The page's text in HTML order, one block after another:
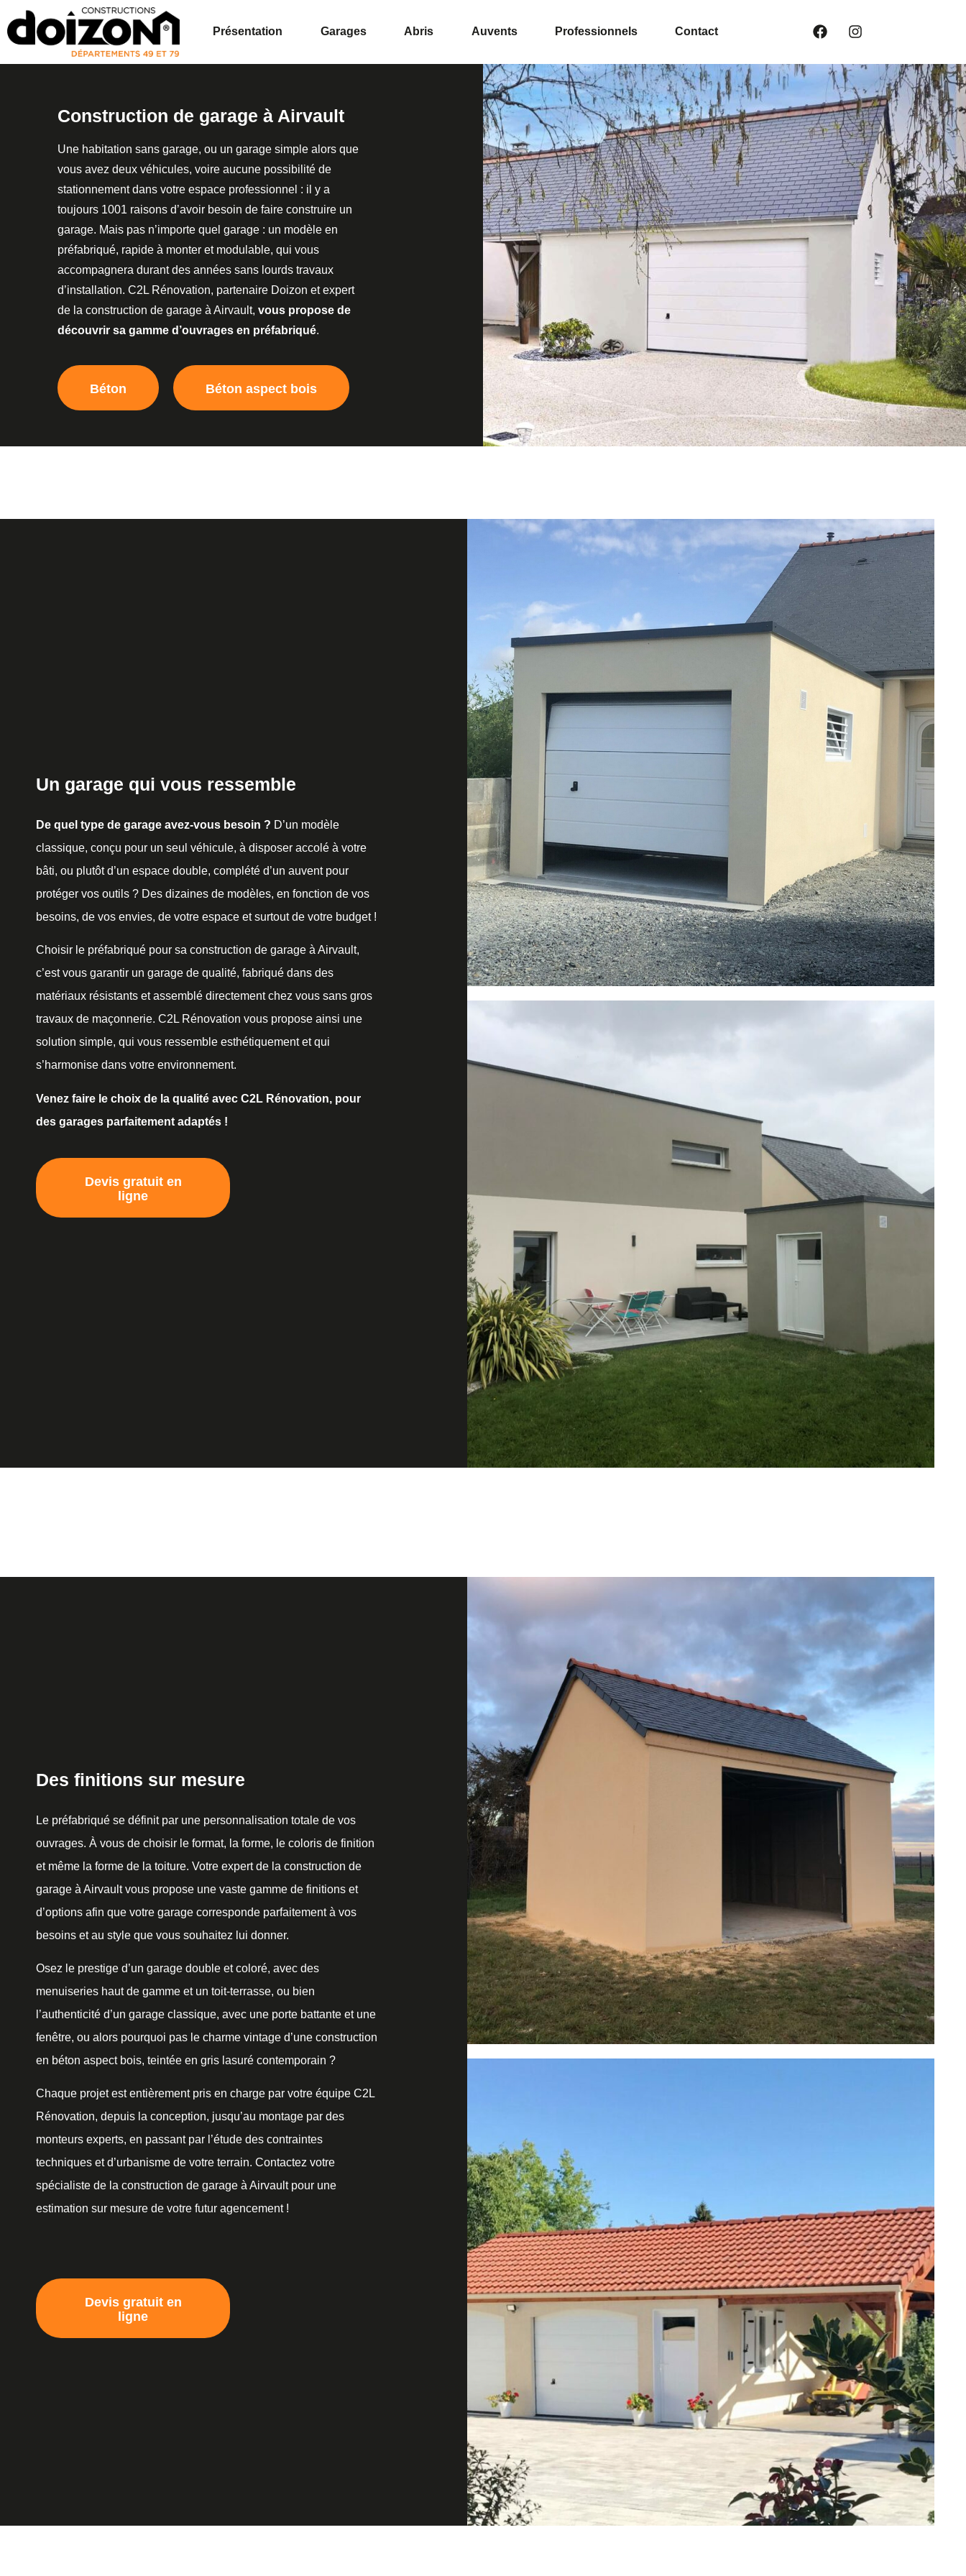
Présentation Garages Abris Auvents Professionnels Contact
Construction de garage à Airvault
Une habitation sans garage, ou un garage simple alors que
vous avez deux véhicules, voire aucune possibilité de
stationnement dans votre espace professionnel : il y a
toujours 1001 raisons d’avoir besoin de faire construire un
garage. Mais pas n’importe quel garage : un modèle en
préfabriqué, rapide à monter et modulable, qui vous
accompagnera durant des années sans lourds travaux
d’installation. C2L Rénovation, partenaire Doizon et expert
de la construction de garage à Airvault, vous propose de
découvrir sa gamme d’ouvrages en préfabriqué.
Béton Béton aspect bois
Un garage qui vous ressemble
De quel type de garage avez-vous besoin ? D’un modèle
classique, conçu pour un seul véhicule, à disposer accolé à votre
bâti, ou plutôt d’un espace double, complété d’un auvent pour
protéger vos outils ? Des dizaines de modèles, en fonction de vos
besoins, de vos envies, de votre espace et surtout de votre budget !
Choisir le préfabriqué pour sa construction de garage à Airvault,
c’est vous garantir un garage de qualité, fabriqué dans des
matériaux résistants et assemblé directement chez vous sans gros
travaux de maçonnerie. C2L Rénovation vous propose ainsi une
solution simple, qui vous ressemble esthétiquement et qui
s’harmonise dans votre environnement.
Venez faire le choix de la qualité avec C2L Rénovation, pour
des garages parfaitement adaptés !
Devis gratuit en
ligne
Des finitions sur mesure
Le préfabriqué se définit par une personnalisation totale de vos
ouvrages. À vous de choisir le format, la forme, le coloris de finition
et même la forme de la toiture. Votre expert de la construction de
garage à Airvault vous propose une vaste gamme de finitions et
d’options afin que votre garage corresponde parfaitement à vos
besoins et au style que vous souhaitez lui donner.
Osez le prestige d’un garage double et coloré, avec des
menuiseries haut de gamme et un toit-terrasse, ou bien
l’authenticité d’un garage classique, avec une porte battante et une
fenêtre, ou alors pourquoi pas le charme vintage d’une construction
en béton aspect bois, teintée en gris lasuré contemporain ?
Chaque projet est entièrement pris en charge par votre équipe C2L
Rénovation, depuis la conception, jusqu’au montage par des
monteurs experts, en passant par l’étude des contraintes
techniques et d’urbanisme de votre terrain. Contactez votre
spécialiste de la construction de garage à Airvault pour une
estimation sur mesure de votre futur agencement !
Devis gratuit en
ligne